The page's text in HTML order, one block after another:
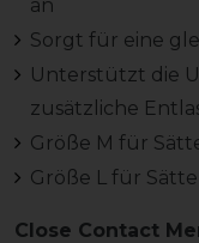
an
Sorgt für eine
Unterstützt die
zusätzliche
Größe M für
Größe L für Sättel
Close Contact